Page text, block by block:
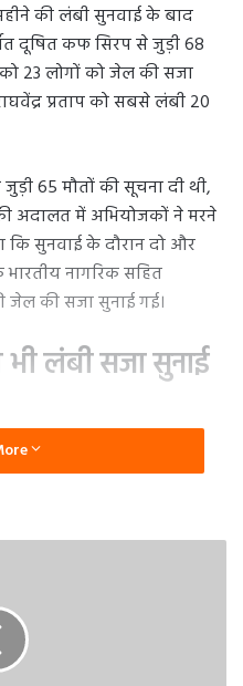
की लंबी सुनवाई के बाद
दूषित कफ सिरप से जुड़ी 68
23 लोगों को जेल की सजा
प्रताप को सबसे लंबी 20
65 मौतों की सूचना दी थी,
अदालत में अभियोजकों ने मरने
सुनवाई के दौरान दो और
नागरिक सहित
की सजा सुनाई गई।
भी लंबी सजा सुनाई
की बिक्री, पद का दुरुपयोग,
के कार्यकारी निदेशक थे।
वसूली जाएगी